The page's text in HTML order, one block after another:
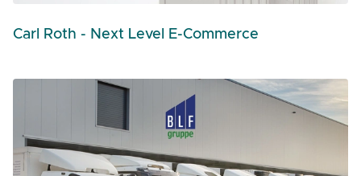
Carl Roth - Next Level E-Commerce